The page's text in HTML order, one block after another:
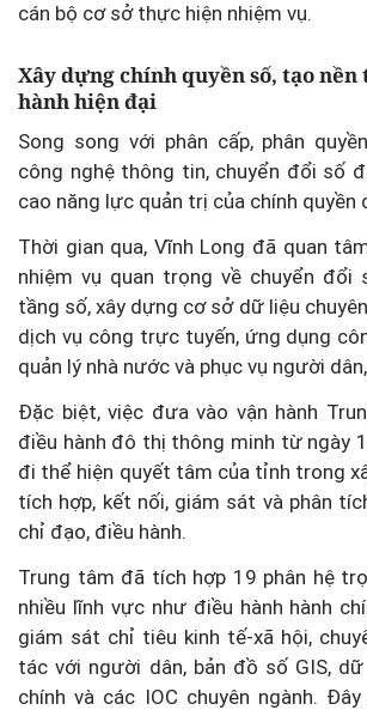
cán bộ cơ sở thực hiện nhiệm vụ.
Xây dựng chính quyền số, tạo nền
hành hiện đại
Song song với phân cấp, phân
công nghệ thông tin, chuyển đổi số
cao năng lực quản trị của chính quyền
Thời gian qua, Vĩnh Long đã quan
nhiệm vụ quan trọng về chuyển đổi
tầng số, xây dựng cơ sở dữ liệu
dịch vụ công trực tuyến, ứng dụng
quản lý nhà nước và phục vụ người
Đặc biệt, việc đưa vào vận hành
điều hành đô thị thông minh từ ngày
đi thể hiện quyết tâm của tỉnh trong
tích hợp, kết nối, giám sát và phân
chỉ đạo, điều hành.
Trung tâm đã tích hợp 19 phân hệ
nhiều lĩnh vực như điều hành hành
giám sát chỉ tiêu kinh tế-xã hội,
tác với người dân, bản đồ số GIS,
chính và các IOC chuyên ngành.